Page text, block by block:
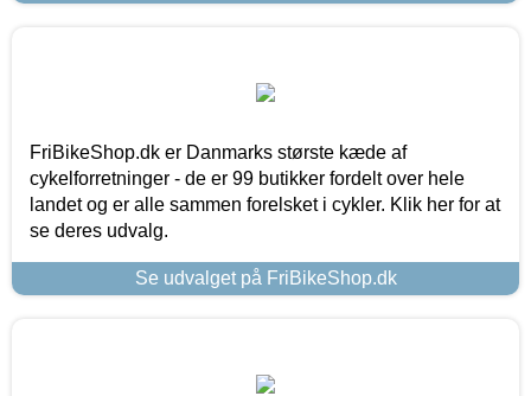
FriBikeShop.dk er Danmarks største kæde af
cykelforretninger - de er 99 butikker fordelt over hele
landet og er alle sammen forelsket i cykler. Klik her for at
se deres udvalg.
Se udvalget på FriBikeShop.dk